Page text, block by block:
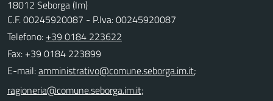
18012 Seborga (Im)
C.F. 00245920087 - P.Iva: 00245920087
Telefono: +39 0184 223622
Fax: +39 0184 223899
E-mail:
;
;